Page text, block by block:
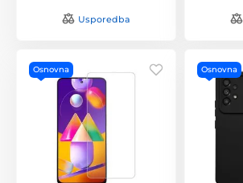
Usporedba
Osnovna Osnovna